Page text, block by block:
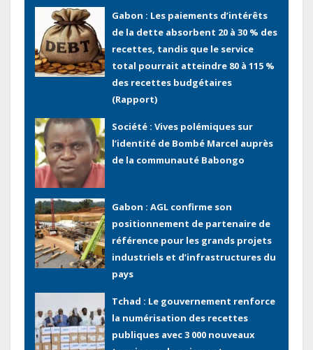
Gabon : Les paiements d’intérêts
de la dette absorbent 20 à 30 % des
recettes, tandis que le service
total pourrait atteindre 80 à 115 %
des recettes budgétaires
(Rapport)
Société : Vives polémiques sur
l’identité de Bombé Marcel auprès
de la communauté Babongo
Gabon : AGL confirme son
positionnement de partenaire de
référence pour les grands projets
industriels et d’infrastructures du
pays
Tchad : Le gouvernement renforce
la numérisation des recettes
publiques avec 3 000 nouveaux